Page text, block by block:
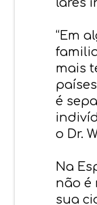
“Em
mais
é
o Dr.
Na
não é
sua